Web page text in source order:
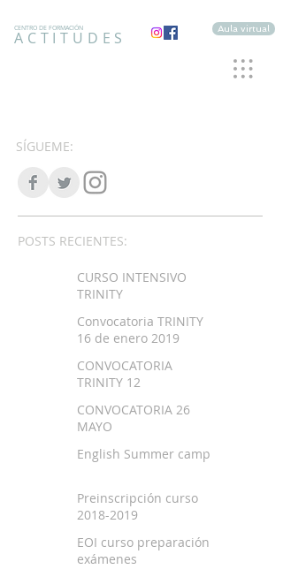
CENTRO DE FORMACIÓN
ACTITUDES Aula virtual
SÍGUEME:
POSTS RECIENTES:
CURSO INTENSIVO
TRINITY
Convocatoria TRINITY
16 de enero 2019
CONVOCATORIA
TRINITY 12
CONVOCATORIA 26
MAYO
English Summer camp
Preinscripción curso
2018-2019
EOI curso preparación
exámenes